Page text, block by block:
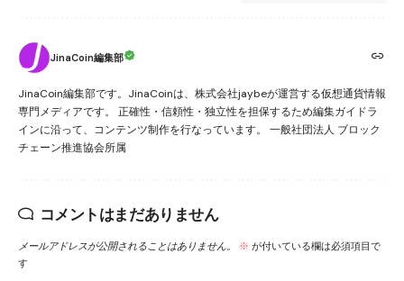
JinaCoin編集部
JinaCoin編集部です。JinaCoinは、株式会社jaybeが運営する仮想通貨情報
専門メディアです。 正確性・信頼性・独立性を担保するため編集ガイドラ
インに沿って、コンテンツ制作を行なっています。 一般社団法人 ブロック
チェーン推進協会所属
コメントはまだありません
メールアドレスが公開されることはありません。 ※ が付いている欄は必須項目で
す